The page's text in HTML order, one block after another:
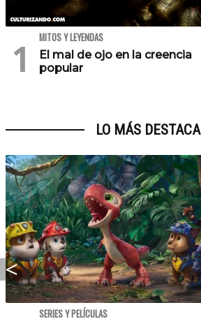
MITOS Y LEYENDAS
El mal de ojo en la creencia
popular
LO MÁS
SERIES Y PELÍCULAS